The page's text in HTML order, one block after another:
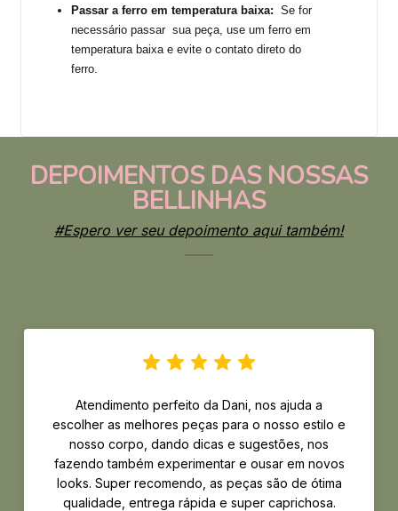
Passar a ferro em temperatura baixa: Se for
necessário passar sua peça, use um ferro em
temperatura baixa e evite o contato direto do
ferro.
DEPOIMENTOS DAS NOSSAS
BELLINHAS
#Espero ver seu depoimento aqui também!
Atendimento perfeito da Dani, nos ajuda a
escolher as melhores peças para o nosso estilo e
nosso corpo, dando dicas e sugestões, nos
fazendo também experimentar e ousar em novos
looks. Super recomendo, as peças são de ótima
qualidade, entrega rápida e super caprichosa.